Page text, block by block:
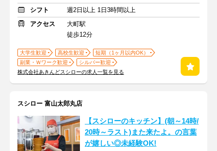
シフト
週2日以上 1日3時間以上
アクセス
大町駅
徒歩12分
大学生歓迎 高校生歓迎
短期（1ヶ月以内OK）
副業・Ｗワーク歓迎
シルバー歓迎
株式会社あきんどスシローの求人一覧を見る
スシロー 富山太郎丸店
【スシローのキッチン】(朝～14時/
20時～ラスト)また来たよ。の言葉
が嬉しい◎未経験OK!